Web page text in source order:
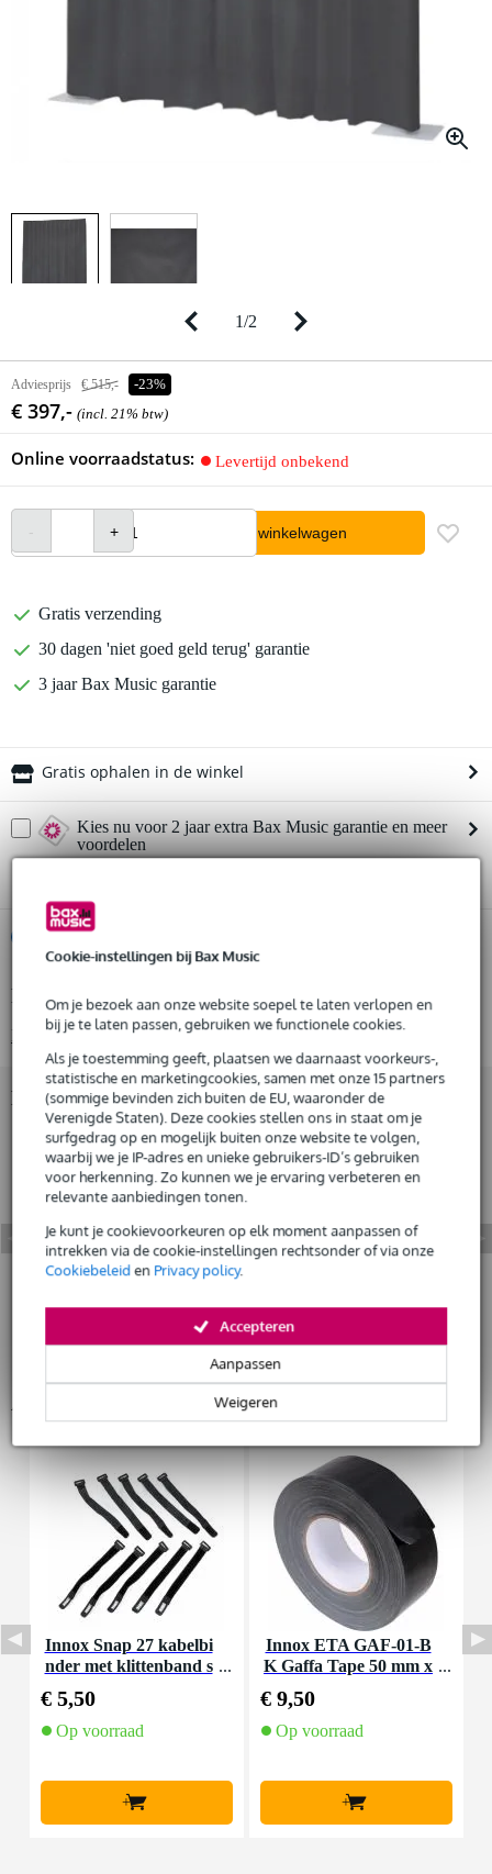
Cookie-instellingen bij Bax Music
Om je bezoek aan onze website soepel te laten verlopen en
bij je te laten passen, gebruiken we functionele cookies.
Als je toestemming geeft, plaatsen we daarnaast voorkeurs-,
statistische en marketingcookies, samen met onze 15 partners
(sommige bevinden zich buiten de EU, waaronder de
Verenigde Staten). Deze cookies stellen ons in staat om je
surfgedrag op en mogelijk buiten onze website te volgen,
waarbij we je IP-adres en unieke gebruikers-ID’s gebruiken
voor herkenning. Zo kunnen we je ervaring verbeteren en
relevante aanbiedingen tonen.
Je kunt je cookievoorkeuren op elk moment aanpassen of
intrekken via de cookie-instellingen rechtsonder of via onze
Cookiebeleiden Privacy policy.
Weigeren
Aanpassen
Accepteren
1/2
Adviesprijs € 515,- -23%
€ 397,- (incl. 21% btw)
Online voorraadstatus: Levertijd onbekend
In winkelwagen
Gratis verzending
30 dagen 'niet goed geld terug' garantie
3 jaar Bax Music garantie
Gratis ophalen in de winkel
Kies nu voor 2 jaar extra Bax Music garantie en meer
voordelen
Huur dit product
Huur dit product al vanaf 28 euro per maand
Huur meerdere producten tegelijk: min. € 300,- en max.
Gratisthuisbezorgd of op te halen in de winkel
Al na 4 maanden maandelijks opzegbaar
De mogelijkheid om je product(en) met korting te kopen
Snelle vervanging door Bax Music bij een defect
Huur dit product
Productinformatie
Bekijk alle productspecificaties
Bekijk ook eens (7)
Innox Snap 27 kabelbi
nder met klittenband s
€ 5,50
Op voorraad
+
Innox ETA GAF-01-B
K Gaffa Tape 50 mm x
€ 9,50
Op voorraad
+